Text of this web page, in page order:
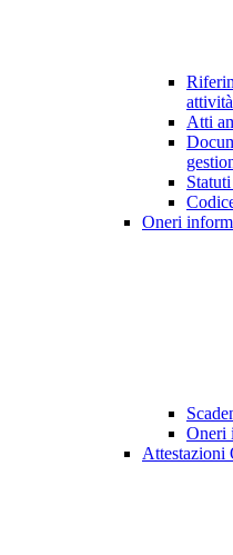
attività
Atti
Oneri
Oneri
Attestazioni